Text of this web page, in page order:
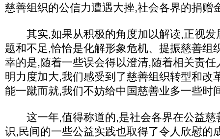
慈善组织的公信力遭遇大挫,社会各界的捐
其实,如果从积极的角度加以解读,正视发
题和不足,恰恰是化解形象危机、提振慈善组
幸的是,随着一些误会得以澄清,随着相关责
明力度加大,我们感受到了慈善组织转型和改
能一蹴而就,我们不妨给中国慈善业多一些时
这一年,值得称道的,是社会各界在公益慈
识,民间的一些公益实践也取得了令人欣慰的